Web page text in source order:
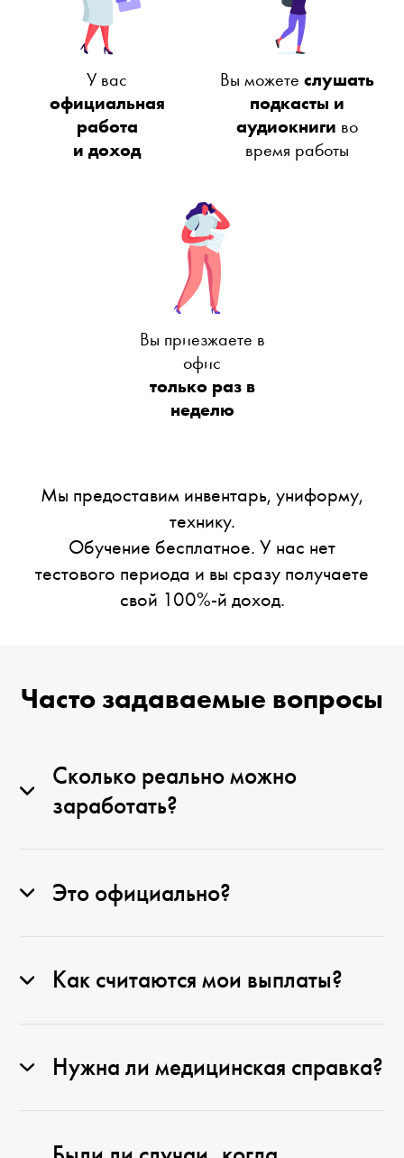
У вас
официальная
работа
и доход
Вы можете слушать
подкасты и
аудиокниги во
время работы
Вы приезжаете в
офис
только раз в
неделю
Мы предоставим инвентарь, униформу,
технику.
Обучение бесплатное. У нас нет
тестового периода и вы сразу получаете
свой 100%-й доход.
Часто задаваемые вопросы
Сколько реально можно
заработать?
Это официально?
Как считаются мои выплаты?
Нужна ли медицинская справка?